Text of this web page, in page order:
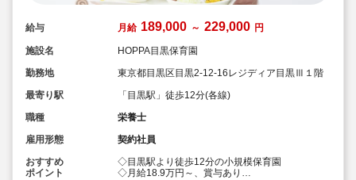
給与 月給 189,000 ～ 229,000 円
施設名
HOPPA目黒保育園
勤務地
東京都目黒区目黒2-12-16レジディア目黒Ⅲ１階
最寄り駅
「目黒駅」徒歩12分(各線)
職種
栄養士
雇用形態
契約社員
おすすめ
ポイント
◇目黒駅より徒歩12分の小規模保育園
◇月給18.9万円～、賞与あり